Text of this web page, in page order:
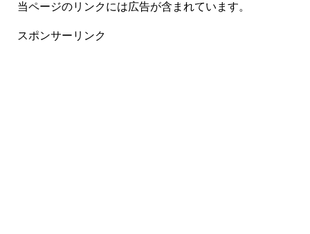
当ページのリンクには広告が含まれています。
スポンサーリンク